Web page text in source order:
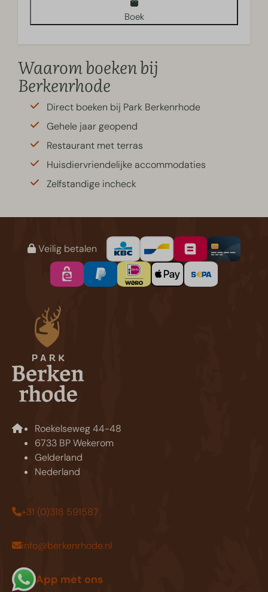
Boek
Waarom boeken bij
Berkenrhode
Direct boeken bij Park Berkenrhode
Gehele jaar geopend
Restaurant met terras
Huisdiervriendelijke accommodaties
Zelfstandige incheck
Veilig betalen
Roekelseweg 44-48
6733 BP Wekerom
Gelderland
Nederland
+31 (0)318 591587
info@berkenrhode.nl
App met ons